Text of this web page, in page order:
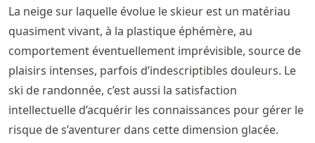
La neige sur laquelle évolue le skieur est un matériau
quasiment vivant, à la plastique éphémère, au
comportement éventuellement imprévisible, source de
plaisirs intenses, parfois d’indescriptibles douleurs. Le
ski de randonnée, c’est aussi la satisfaction
intellectuelle d’acquérir les connaissances pour gérer le
risque de s’aventurer dans cette dimension glacée.